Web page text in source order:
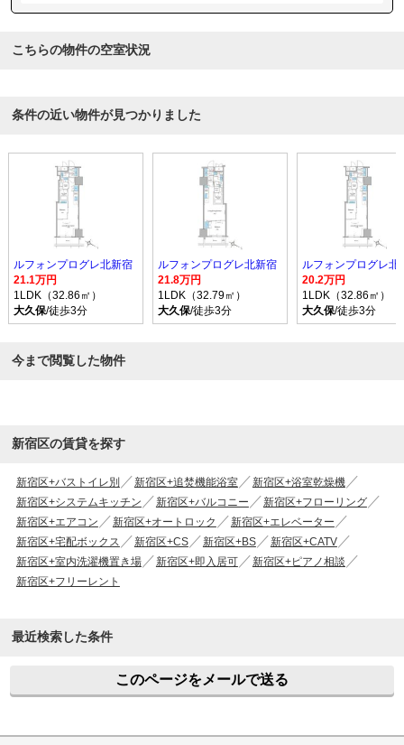
こちらの物件の空室状況
条件の近い物件が見つかりました
ルフォンプログレ北新宿
21.1万円
1LDK（32.86㎡）
大久保/徒歩3分
ルフォンプログレ北新宿
21.8万円
1LDK（32.79㎡）
大久保/徒歩3分
ルフォンプログレ北
20.2万円
1LDK（32.86㎡）
大久保/徒歩3分
今まで閲覧した物件
新宿区の賃貸を探す
新宿区+バストイレ別 新宿区+追焚機能浴室
新宿区+浴室乾燥機
新宿区+システムキッチン
新宿区+バルコニー
新宿区+フローリング
新宿区+エアコン
新宿区+オートロック
新宿区+エレベーター
新宿区+宅配ボックス
新宿区+CS 新宿区+BS
新宿区+CATV
新宿区+室内洗濯機置き場
新宿区+即入居可
新宿区+ピアノ相談
新宿区+フリーレント
最近検索した条件
このページをメールで送る